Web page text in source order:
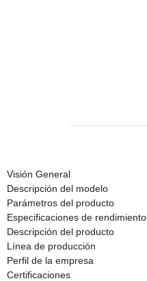
Visión General
Descripción del modelo
Parámetros del producto
Especificaciones de rendimiento
Descripción del producto
Línea de producción
Perfil de la empresa
Certificaciones